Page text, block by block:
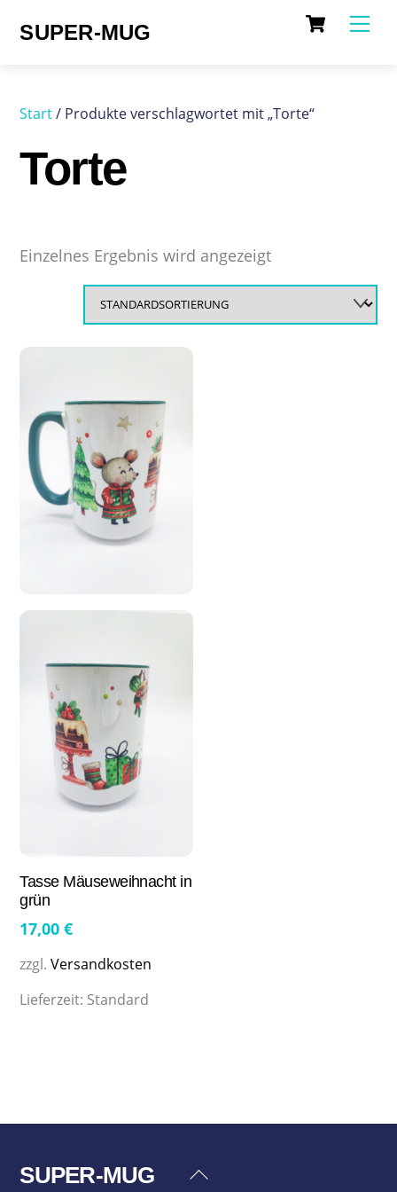
Cart
SUPER-MUG
Start/ Produkte verschlagwortet mit „Torte“
Torte
Einzelnes Ergebnis wird angezeigt
Tasse Mäuseweihnacht in
grün
17,00€
zzgl.Versandkosten
Lieferzeit: Standard
Back
SUPER-MUG